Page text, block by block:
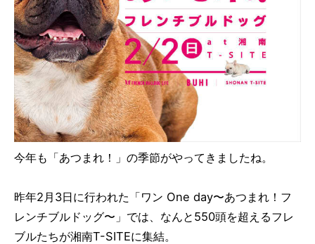
今年も「あつまれ！」の季節がやってきましたね。
昨年2月3日に行われた「ワン One day〜あつまれ！フ
レンチブルドッグ〜」では、なんと550頭を超えるフレ
ブルたちが湘南T-SITEに集結。